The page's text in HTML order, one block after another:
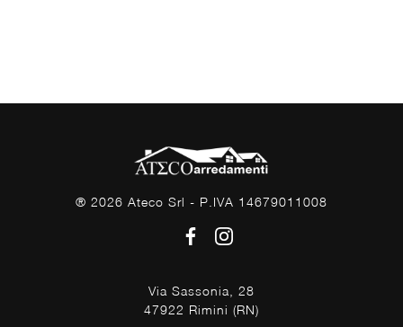
® 2026 Ateco Srl - P.IVA 14679011008
Via Sassonia, 28
47922 Rimini (RN)